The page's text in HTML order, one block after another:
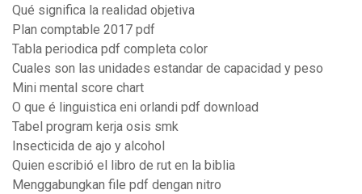
Qué significa la realidad objetiva
Plan comptable 2017 pdf
Tabla periodica pdf completa color
Cuales son las unidades estandar de capacidad y peso
Mini mental score chart
O que é linguistica eni orlandi pdf download
Tabel program kerja osis smk
Insecticida de ajo y alcohol
Quien escribió el libro de rut en la biblia
Menggabungkan file pdf dengan nitro